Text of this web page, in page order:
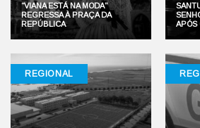
“VIANA ESTÁ NA MODA”
REGRESSA À PRAÇA DA
REPÚBLICA
APÓS
REGIONAL